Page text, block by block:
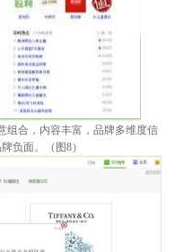
组合，内容丰富，品牌多维度信
负面。（图8）